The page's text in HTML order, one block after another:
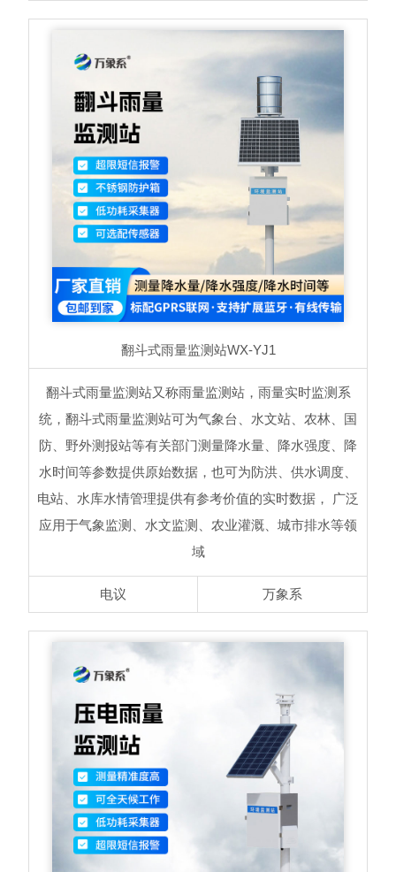
翻斗式雨量监测站WX-YJ1
翻斗式雨量监测站又称雨量监测站，雨量实时监测系
统，翻斗式雨量监测站可为气象台、水文站、农林、国
防、野外测报站等有关部门测量降水量、降水强度、降
水时间等参数提供原始数据，也可为防洪、供水调度、
电站、水库水情管理提供有参考价值的实时数据， 广泛
应用于气象监测、水文监测、农业灌溉、城市排水等领
域
电议 万象系